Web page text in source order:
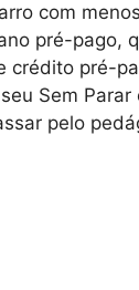
com
pré-pago,
crédito pré-
Sem Parar
pelo